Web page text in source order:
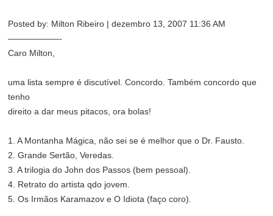
Posted by: Milton Ribeiro | dezembro 13, 2007 11:36 AM
——————-
Caro Milton,
uma lista sempre é discutível. Concordo. Também concordo que
tenho
direito a dar meus pitacos, ora bolas!
1. A Montanha Mágica, não sei se é melhor que o Dr. Fausto.
2. Grande Sertão, Veredas.
3. A trilogia do John dos Passos (bem pessoal).
4. Retrato do artista qdo jovem.
5. Os Irmãos Karamazov e O Idiota (faço coro).